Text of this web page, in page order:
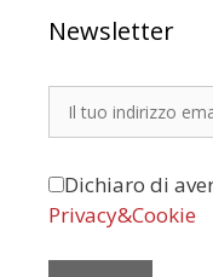
Newsletter
Dichiaro di
Privacy&Cookie